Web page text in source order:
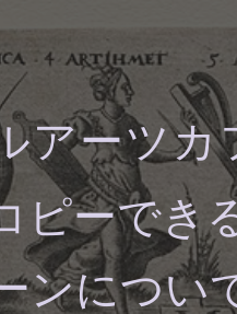
アーツカ
ピーでき
ンについ